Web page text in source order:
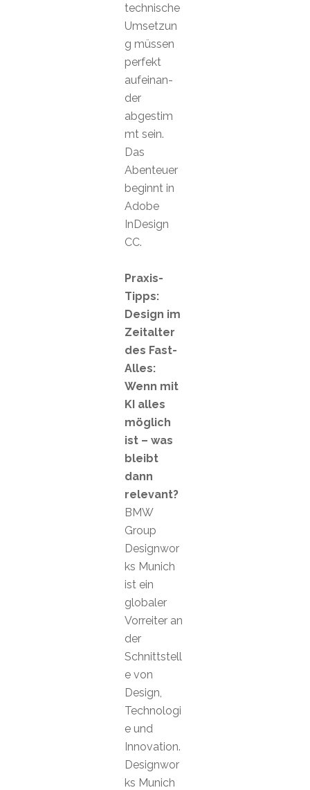
technische
Umsetzun
g müssen
perfekt
aufeinan-
der
abgestim
mt sein.
Das
Abenteuer
beginnt in
Adobe
InDesign
CC.
Praxis-
Tipps:
Design im
Zeitalter
des Fast-
Alles:
Wenn mit
KI alles
möglich
ist – was
bleibt
dann
relevant?
BMW
Group
Designwor
ks Munich
ist ein
globaler
Vorreiter an
der
Schnittstell
e von
Design,
Technologi
e und
Innovation.
Designwor
ks Munich